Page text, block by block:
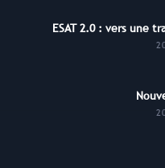
ESAT 2.0 : vers une